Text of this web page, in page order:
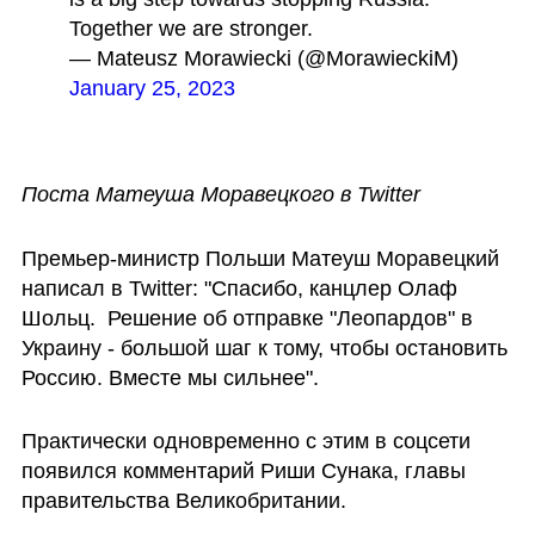
Together we are stronger.
January 25, 2023
Поста Матеуша Моравецкого в Twitter
Премьер-министр Польши Матеуш Моравецкий
написал в Twitter: "Спасибо, канцлер Олаф
Шольц.  Решение об отправке "Леопардов" в
Украину - большой шаг к тому, чтобы остановить
Россию. Вместе мы сильнее".
Практически одновременно с этим в соцсети
появился комментарий Риши Сунака, главы
правительства Великобритании.